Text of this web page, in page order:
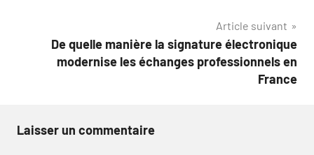
Article suivant
De quelle manière la signature électronique
modernise les échanges professionnels en
France
Laisser un commentaire